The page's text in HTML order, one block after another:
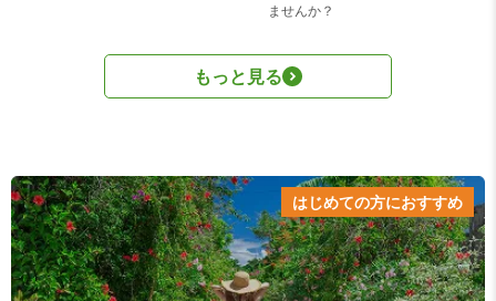
ませんか？
もっと見る
はじめての方におすすめ